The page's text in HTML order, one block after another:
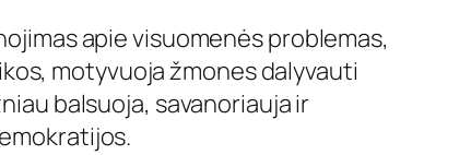
apie visuomenės problemas,
motyvuoja žmones dalyvauti
balsuoja, savanoriauja ir